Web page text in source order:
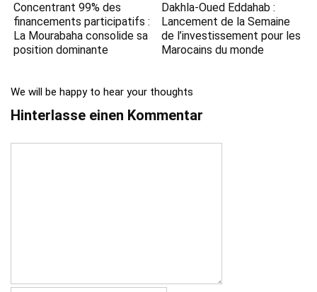
Concentrant 99% des
financements participatifs :
La Mourabaha consolide sa
position dominante
Dakhla-Oued Eddahab :
Lancement de la Semaine
de l’investissement pour les
Marocains du monde
We will be happy to hear your thoughts
Hinterlasse einen Kommentar